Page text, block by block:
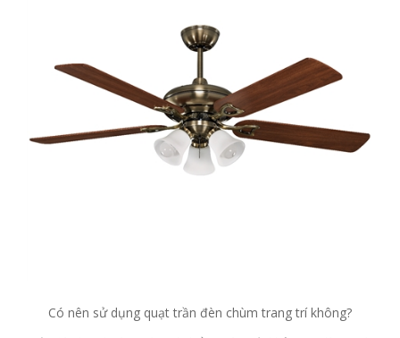
Có nên sử dụng quạt trần đèn chùm trang trí không?